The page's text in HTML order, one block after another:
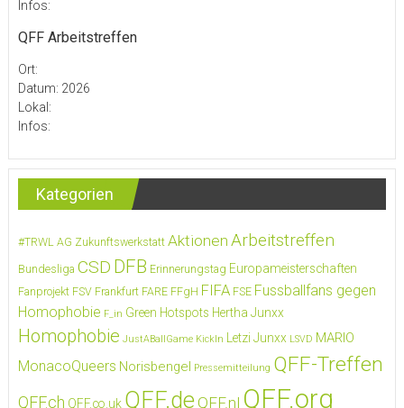
Infos:
QFF Arbeitstreffen
Ort:
Datum: 2026
Lokal:
Infos:
Kategorien
#TRWL AG Zukunftswerkstatt Aktionen Arbeitstreffen
Bundesliga CSD DFB Erinnerungstag Europameisterschaften
Fanprojekt FSV Frankfurt FARE FFgH FIFA FSE Fussballfans gegen
Homophobie F_in Green Hotspots Hertha Junxx
Homophobie JustABallGame KickIn Letzi Junxx LSVD MARIO
MonacoQueers Norisbengel Pressemitteilung QFF-Treffen
QFF.ch QFF.co.uk QFF.de QFF.nl QFF.org